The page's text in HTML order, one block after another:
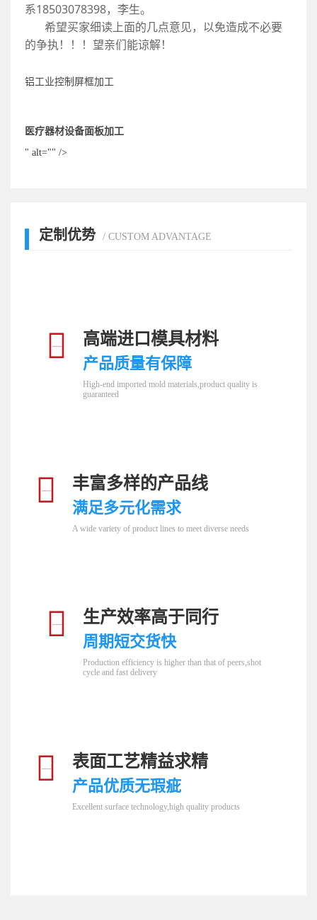
系18503078398，李生。
希望买家细读上面的几点意见，以免造成不必要
的争执！！！望亲们能谅解！
铝工业控制屏框加工
医疗器材设备面板加工
" alt="" />
定制优势 / CUSTOM ADVANTAGE
高端进口模具材料
产品质量有保障
High-end imported mold materials,product quality is
guaranteed
丰富多样的产品线
满足多元化需求
A wide variety of product lines to meet diverse needs
03 生产效率高于同行
周期短交货快
Production efficiency is higher than that of peers,shot
cycle and fast delivery
04 表面工艺精益求精
产品优质无瑕疵
Excellent surface technology,high quality products